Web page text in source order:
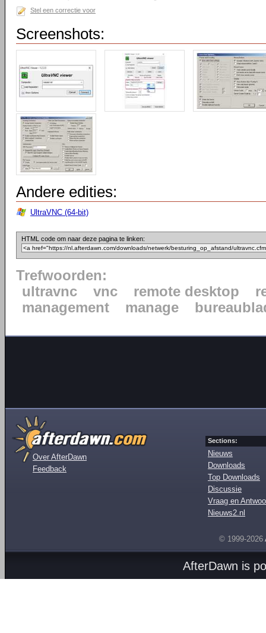
Stel een correctie voor
Screenshots:
Andere edities:
UltraVNC (64-bit)
HTML code om naar deze pagina te linken:
Trefwoorden:
ultravnc
vnc remote desktop
management
manage
Over AfterDawn
Feedback
Sections:
Nieuws
Downloads
Top Downloads
Discussie
Vraag en
Nieuws2.nl
© 1999-2026
AfterDawn is